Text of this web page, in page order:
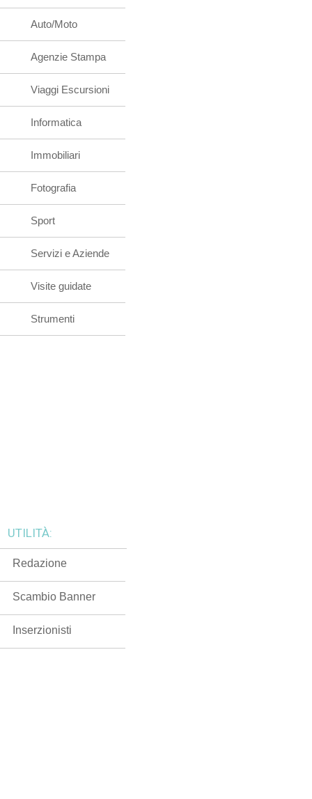
Auto/Moto
Agenzie Stampa
Viaggi Escursioni
Informatica
Immobiliari
Fotografia
Sport
Servizi e Aziende
Visite guidate
Strumenti
UTILITÀ:
Redazione
Scambio Banner
Inserzionisti